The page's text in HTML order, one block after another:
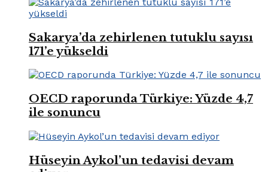
Sakarya’da zehirlenen tutuklu sayısı
171’e yükseldi
OECD raporunda Türkiye: Yüzde 4,7
ile sonuncu
Hüseyin Aykol’un tedavisi devam